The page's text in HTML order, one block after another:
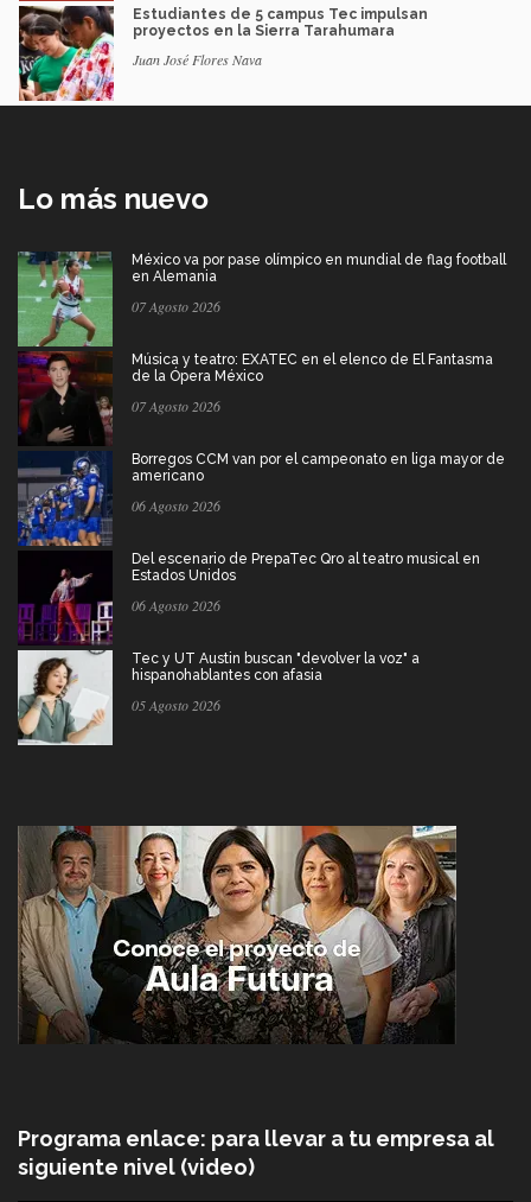
Estudiantes de 5 campus Tec impulsan
proyectos en la Sierra Tarahumara
Juan José Flores Nava
Lo más nuevo
México va por pase olímpico en mundial de flag football
en Alemania
07 Agosto 2026
Música y teatro: EXATEC en el elenco de El Fantasma
de la Ópera México
07 Agosto 2026
Borregos CCM van por el campeonato en liga mayor de
americano
06 Agosto 2026
Del escenario de PrepaTec Qro al teatro musical en
Estados Unidos
06 Agosto 2026
Tec y UT Austin buscan "devolver la voz" a
hispanohablantes con afasia
05 Agosto 2026
Programa enlace: para llevar a tu empresa al
siguiente nivel (video)